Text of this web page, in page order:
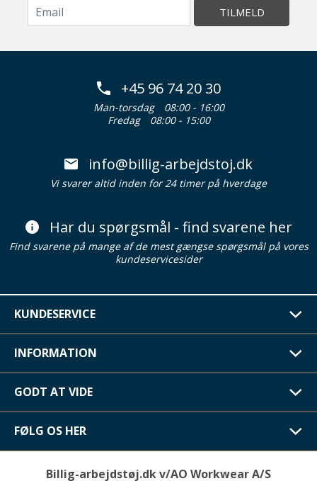
TILMELD
+45 96 74 20 30
Man-torsdag
08:00 - 16:00
Fredag
08:00 - 15:00
info@billig-arbejdstoj.dk
Vi svarer altid inden for 24 timer på hverdage
Har du spørgsmål - find svarene her
Find svarene på mange af de mest gængse spørgsmål på vores
kundeservicesider
KUNDESERVICE
INFORMATION
GODT AT VIDE
FØLG OS HER
Billig-arbejdstøj.dk v/AO Workwear A/S